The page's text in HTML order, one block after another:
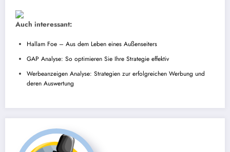
Auch interessant:
Hallam Foe – Aus dem Leben eines Außenseiters
GAP Analyse: So optimieren Sie Ihre Strategie effektiv
Werbeanzeigen Analyse: Strategien zur erfolgreichen Werbung und
deren Auswertung